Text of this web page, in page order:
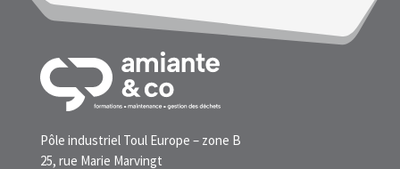
Pôle industriel Toul Europe – zone B
25, rue Marie Marvingt